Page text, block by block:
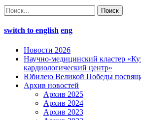
switch to english eng
Новости 2026
Научно-медицинский кластер
кардиологический центр»
Юбилею Великой Победы
Архив новостей
Архив 2025
Архив 2024
Архив 2023